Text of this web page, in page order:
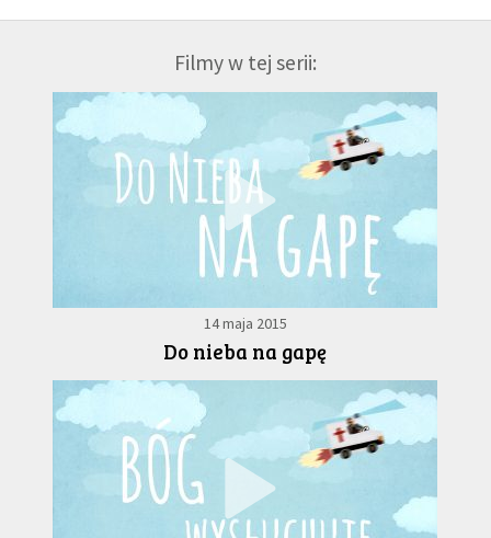
Filmy w tej serii:
14 maja 2015
Do nieba na gapę